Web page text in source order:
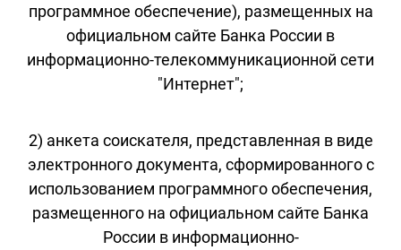
программное обеспечение), размещенных на
официальном сайте Банка России в
информационно-телекоммуникационной сети
"Интернет";
2) анкета соискателя, представленная в виде
электронного документа, сформированного с
использованием программного обеспечения,
размещенного на официальном сайте Банка
России в информационно-